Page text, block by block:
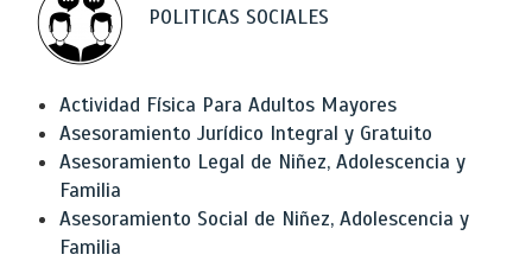
POLITICAS SOCIALES
Actividad Física Para Adultos Mayores
Asesoramiento Jurídico Integral y Gratuito
Asesoramiento Legal de Niñez, Adolescencia y
Familia
Asesoramiento Social de Niñez, Adolescencia y
Familia